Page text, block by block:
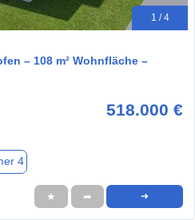
1 / 4
– 108 m² Wohnfläche –
518.000 €
4
★ ➦ ➜